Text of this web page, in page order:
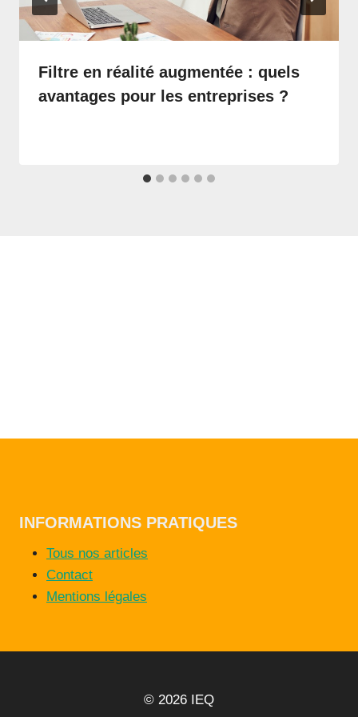
Filtre en réalité augmentée : quels
avantages pour les entreprises ?
INFORMATIONS PRATIQUES
Tous nos articles
Contact
Mentions légales
© 2026 IEQ